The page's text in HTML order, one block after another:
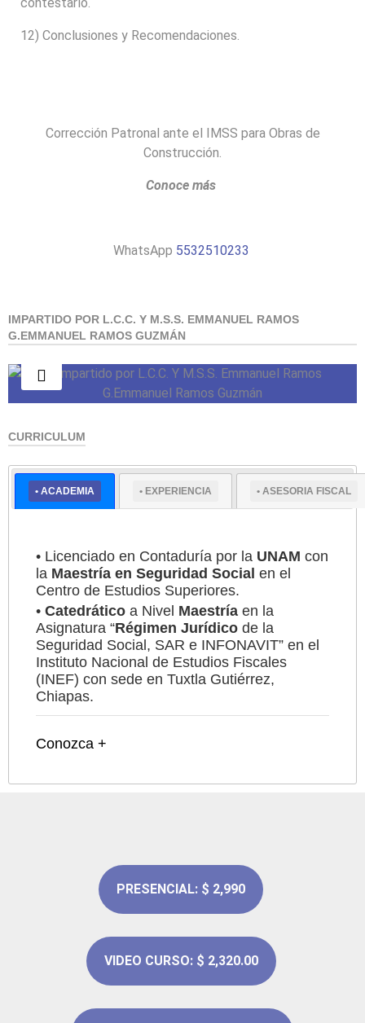
12) Conclusiones y Recomendaciones.
Corrección Patronal ante el IMSS para Obras de
Construcción.
Conoce más
WhatsApp 5532510233
IMPARTIDO POR L.C.C. Y M.S.S. EMMANUEL RAMOS
G.EMMANUEL RAMOS GUZMÁN
Experto en temas relacionados con el IMSS y
CURRICULUM
• ACADEMIA • EXPERIENCIA • ASESORIA FISCAL
• Licenciado en Contaduría por la UNAM con
la Maestría en Seguridad Social en el
Centro de Estudios Superiores.
•Catedrático a Nivel Maestría en la
Asignatura “Régimen Jurídico de la
Seguridad Social, SAR e INFONAVIT” en el
Instituto Nacional de Estudios Fiscales
(INEF) con sede en Tuxtla Gutiérrez,
Chiapas.
Conozca +
PRESENCIAL: $ 2,990
VIDEO CURSO: $ 2,320.00